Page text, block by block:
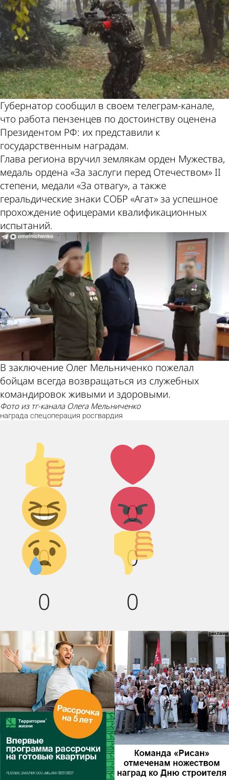
Губернатор сообщил в своем телеграм-канале,
что работа пензенцев по достоинству оценена
Президентом РФ: их представили к
государственным наградам.
Глава региона вручил землякам орден Мужества,
медаль ордена «За заслуги перед Отечеством» II
степени, медали «За отвагу», а также
геральдические знаки СОБР «Агат» за успешное
прохождение офицерами квалификационных
испытаний.
В заключение Олег Мельниченко пожелал
бойцам всегда возвращаться из служебных
командировок живыми и здоровыми.
фото из тг-канала Олега Мельниченко
награда спецоперация росгвардия
Палец
вверх!
0
Лайк!
0
Дикий
смех!
0
Агрессия!
0
Грусть :(
0
Палец
вниз!
0